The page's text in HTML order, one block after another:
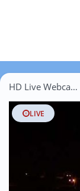
HD Live Webcams Gostomia
LIVE